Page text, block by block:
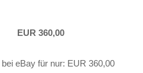
EUR 360,00
bei eBay für nur: EUR 360,00